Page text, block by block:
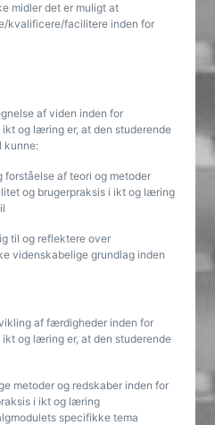
midler det er muligt at
kvalificere/facilitere inden for
af viden inden for
og læring er, at den studerende
kunne:
forståelse af teori og metoder
og brugerpraksis i ikt og læring
til og reflektere over
videnskabelige grundlag inden
af færdigheder inden for
og læring er, at den studerende
metoder og redskaber inden for
i ikt og læring
specifikke tema